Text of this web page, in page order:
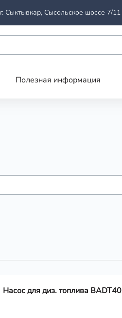
г. Сыктывкар, Сысольское шоссе 7/11
Полезная информация
Насос для диз. топлива BADT40